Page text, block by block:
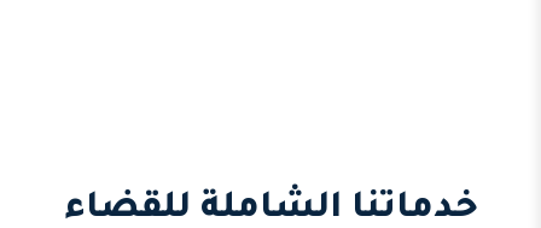
خدماتنا الشاملة للقضاء